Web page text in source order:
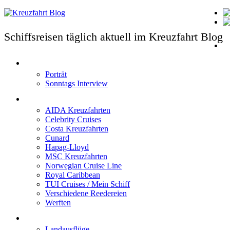
Schiffsreisen täglich aktuell im Kreuzfahrt Blog
Porträt
Sonntags Interview
AIDA Kreuzfahrten
Celebrity Cruises
Costa Kreuzfahrten
Cunard
Hapag-Lloyd
MSC Kreuzfahrten
Norwegian Cruise Line
Royal Caribbean
TUI Cruises / Mein Schiff
Verschiedene Reedereien
Werften